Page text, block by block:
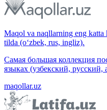
Maqol va naqllarning eng
tilda (o‘zbek, rus, ingliz).
Самая большая коллекция
языках (узбекский, русский,
maqollar.uz